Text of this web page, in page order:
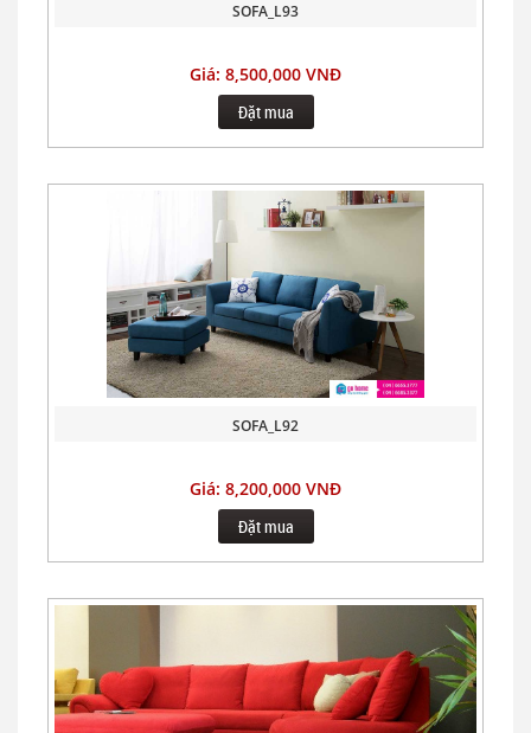
SOFA_L93
Giá: 8,500,000 VNĐ
Đặt mua
SOFA_L92
Giá: 8,200,000 VNĐ
Đặt mua